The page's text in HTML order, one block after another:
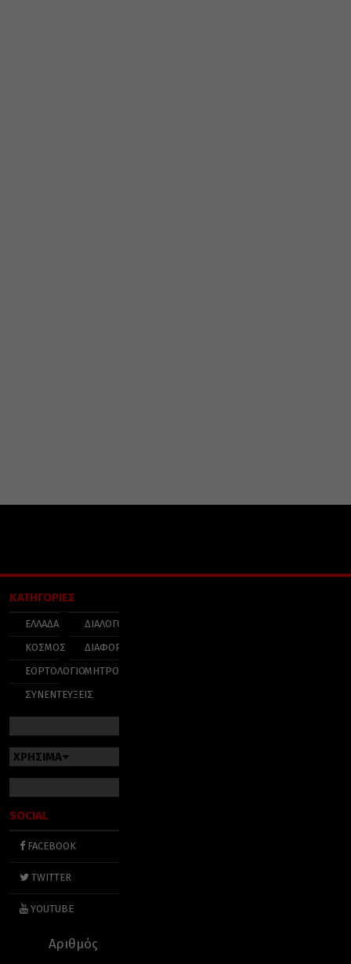
ΚΑΤΗΓΟΡΙΕΣ
ΕΛΛΑΔΑ
ΚΟΣΜΟΣ
ΕΟΡΤΟΛΟΓΙΟ
ΣΥΝΕΝΤΕΥΞΕΙΣ
ΔΙΑΛΟΓΟΣ
ΔΙΑΦΟΡΑ
ΜΗΤΡΟΠΟΛΕΙΣ
ΧΡΗΣΙΜΑ
SOCIAL
FACEBOOK
TWITTER
YOUTUBE
Αριθμός